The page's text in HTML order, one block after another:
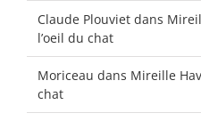
Claude Plouviet dans
l’oeil du chat
Moriceau dans Mireille
chat